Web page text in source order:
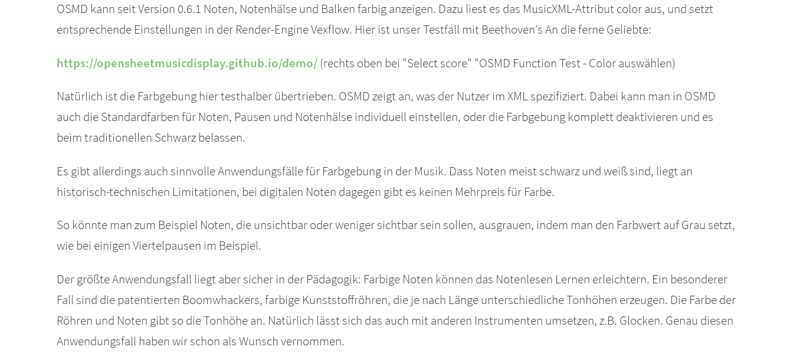
OSMD kann seit Version 0.6.1 Noten, Notenhälse und Balken farbig anzeigen. Dazu liest es das MusicXML-Attribut color aus, und setzt
entsprechende Einstellungen in der Render-Engine Vexflow. Hier ist unser Testfall mit Beethoven’s An die ferne Geliebte:
https://opensheetmusicdisplay.github.io/demo/(rechts oben bei "Select score" "OSMD Function Test - Color auswählen)
Natürlich ist die Farbgebung hier testhalber übertrieben. OSMD zeigt an, was der Nutzer im XML spezifiziert. Dabei kann man in OSMD
auch die Standardfarben für Noten, Pausen und Notenhälse individuell einstellen, oder die Farbgebung komplett deaktivieren und es
beim traditionellen Schwarz belassen.
Es gibt allerdings auch sinnvolle Anwendungsfälle für Farbgebung in der Musik. Dass Noten meist schwarz und weiß sind, liegt an
historisch-technischen Limitationen, bei digitalen Noten dagegen gibt es keinen Mehrpreis für Farbe.
So könnte man zum Beispiel Noten, die unsichtbar oder weniger sichtbar sein sollen, ausgrauen, indem man den Farbwert auf Grau setzt,
wie bei einigen Viertelpausen im Beispiel.
Der größte Anwendungsfall liegt aber sicher in der Pädagogik: Farbige Noten können das Notenlesen Lernen erleichtern. Ein besonderer
Fall sind die patentierten Boomwhackers, farbige Kunststoffröhren, die je nach Länge unterschiedliche Tonhöhen erzeugen. Die Farbe der
Röhren und Noten gibt so die Tonhöhe an. Natürlich lässt sich das auch mit anderen Instrumenten umsetzen, z.B. Glocken. Genau diesen
Anwendungsfall haben wir schon als Wunsch vernommen.